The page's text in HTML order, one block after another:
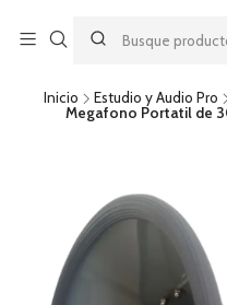
por una compra mínima de
acumulable a otras
Inicio Estudio y Audio Pro
Megafono Portatil de